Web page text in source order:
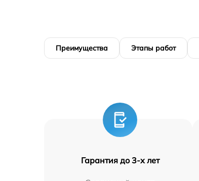
Преимущества Этапы работ
Гарантия до 3-х лет